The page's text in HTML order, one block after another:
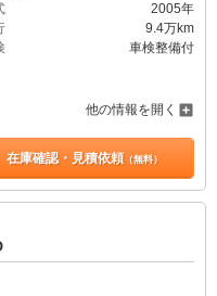
2005年
9.4万km
車検整備付
他の情報を開く
在庫確認・見積依頼（無料）